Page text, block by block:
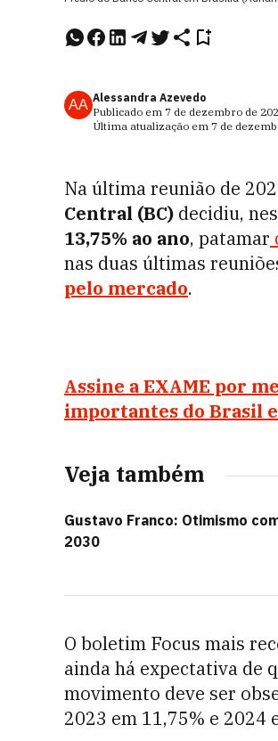
AA Alessandra Azevedo
Publicado em 7 de dezembro de
Última atualização em 7 de
Na última reunião de
Central (BC) decidiu,
13,75% ao ano, patamar
nas duas últimas
pelo mercado.
Assine a EXAME por
importantes do Brasil
Veja também
Gustavo Franco: Otimismo
2030
O boletim Focus mais
ainda há expectativa de
movimento deve ser
2023 em 11,75% e 2024